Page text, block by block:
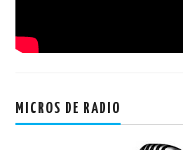
MICROS DE RADIO